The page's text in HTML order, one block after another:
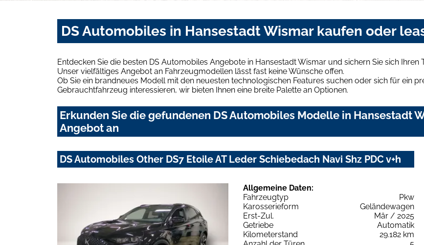
DS Automobiles in Hansestadt Wismar kaufen oder
Entdecken Sie die besten DS Automobiles Angebote in Hansestadt Wismar und sichern Sie sich Ihren
Unser vielfältiges Angebot an Fahrzeugmodellen lässt fast keine Wünsche offen.
Ob Sie ein brandneues Modell mit den neuesten technologischen Features suchen oder sich für ein
Gebrauchtfahrzeug interessieren, wir bieten Ihnen eine breite Palette an Optionen.
Erkunden Sie die gefundenen DS Automobiles Modelle in Hansestadt
Angebot an
DS Automobiles Other DS7 Etoile AT Leder Schiebedach Navi Shz PDC v+h
Allgemeine Daten:
Fahrzeugtyp
Pkw
Karosserieform
Geländewagen
Erst-Zul.
Mär / 2025
Getriebe
Automatik
Kilometerstand
29.182 km